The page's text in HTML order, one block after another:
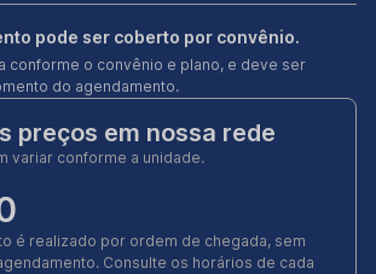
pode ser coberto por convênio.
conforme o convênio e plano, e deve ser
do agendamento.
preços em nossa rede
variar conforme a unidade.
é realizado por ordem de chegada, sem
Consulte os horários de cada